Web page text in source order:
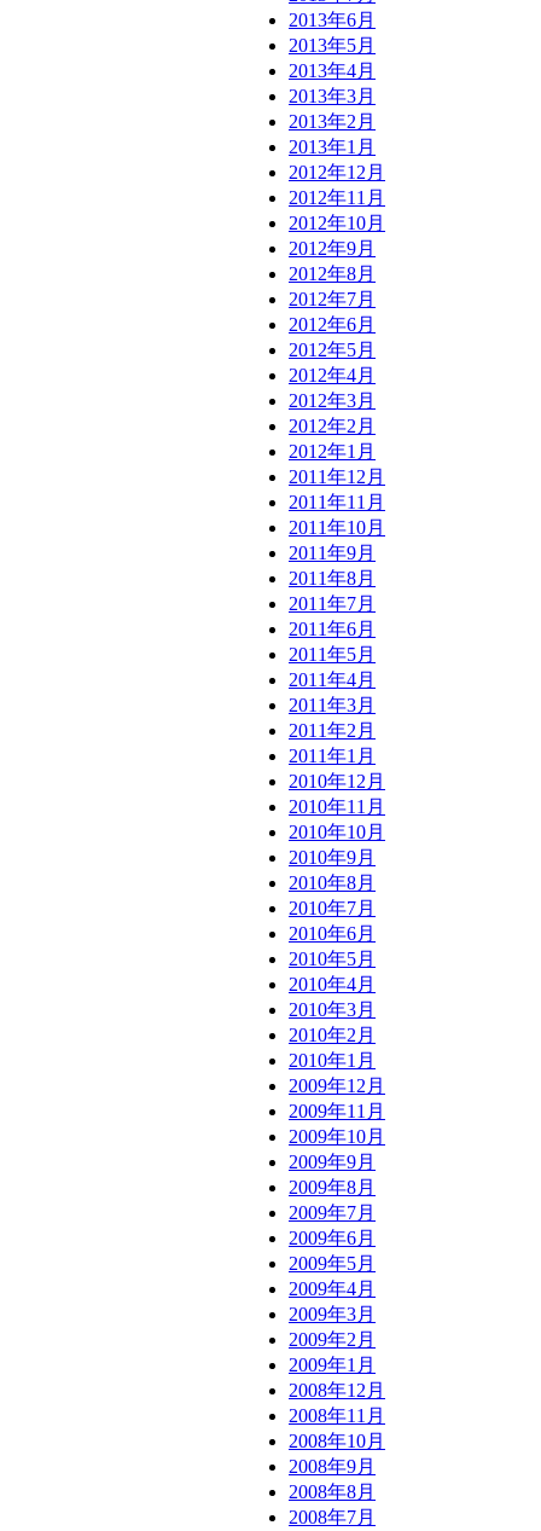
2013年6月
2013年5月
2013年4月
2013年3月
2013年2月
2013年1月
2012年12月
2012年11月
2012年10月
2012年9月
2012年8月
2012年7月
2012年6月
2012年5月
2012年4月
2012年3月
2012年2月
2012年1月
2011年12月
2011年11月
2011年10月
2011年9月
2011年8月
2011年7月
2011年6月
2011年5月
2011年4月
2011年3月
2011年2月
2011年1月
2010年12月
2010年11月
2010年10月
2010年9月
2010年8月
2010年7月
2010年6月
2010年5月
2010年4月
2010年3月
2010年2月
2010年1月
2009年12月
2009年11月
2009年10月
2009年9月
2009年8月
2009年7月
2009年6月
2009年5月
2009年4月
2009年3月
2009年2月
2009年1月
2008年12月
2008年11月
2008年10月
2008年9月
2008年8月
2008年7月